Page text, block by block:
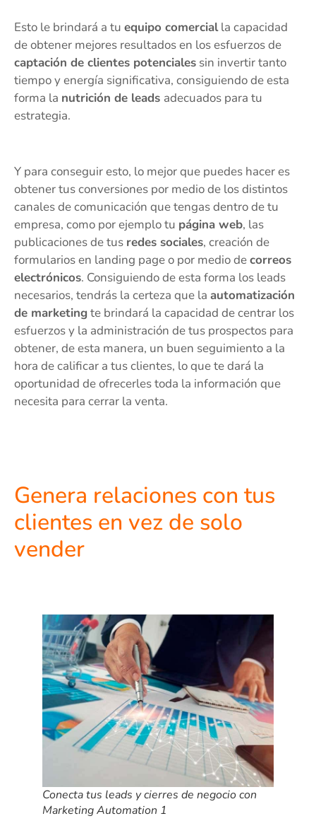
Esto le brindará a tu equipo comercialla capacidad
de obtener mejores resultados en los esfuerzos de
captación de clientes potenciales sin invertir tanto
tiempo y energía significativa, consiguiendo de esta
forma la nutrición de leads adecuados para tu
estrategia.
Y para conseguir esto, lo mejor que puedes hacer es
obtener tus conversiones por medio de los distintos
canales de comunicación que tengas dentro de tu
empresa, como por ejemplo tu página web, las
publicaciones de tus redes sociales, creación de
formularios en landing page o por medio decorreos
electrónicos. Consiguiendo de esta forma los leads
necesarios, tendrás la certeza que la automatización
de marketingte brindará la capacidad de centrar los
esfuerzos y la administración de tus prospectos para
obtener, de esta manera, un buen seguimiento a la
hora de calificar a tus clientes, lo que te dará la
oportunidad de ofrecerles toda la información que
necesita para cerrar la venta.
Genera relaciones con tus
clientes en vez de solo
vender
Conecta tus leads y cierres de negocio con
Marketing Automation 1